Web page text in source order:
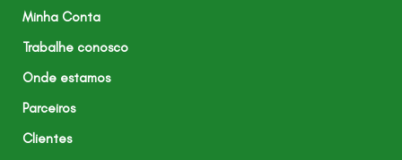
Minha Conta
Trabalhe conosco
Onde estamos
Parceiros
Clientes